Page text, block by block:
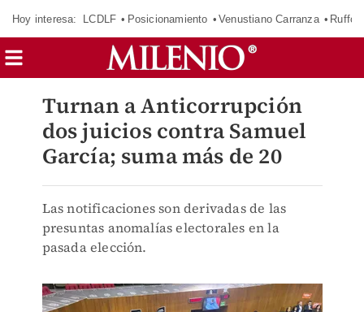
Hoy interesa: LCDLF Posicionamiento Venustiano Carranza Ruffo
Turnan a Anticorrupción
dos juicios contra Samuel
García; suma más de 20
Las notificaciones son derivadas de las
presuntas anomalías electorales en la
pasada elección.